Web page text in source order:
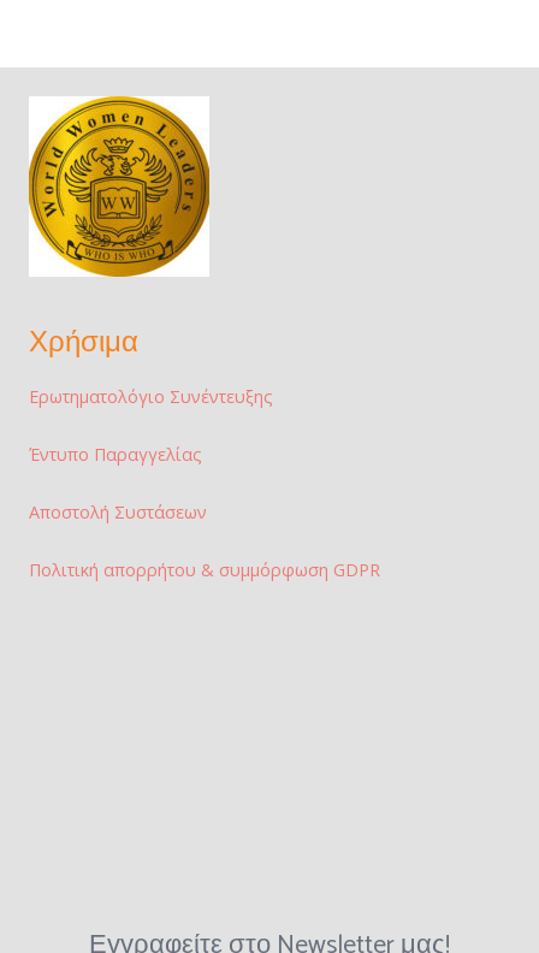
Χρήσιμα
Ερωτηματολόγιο Συνέντευξης
Έντυπο Παραγγελίας
Αποστολή Συστάσεων
Πολιτική απορρήτου & συμμόρφωση GDPR